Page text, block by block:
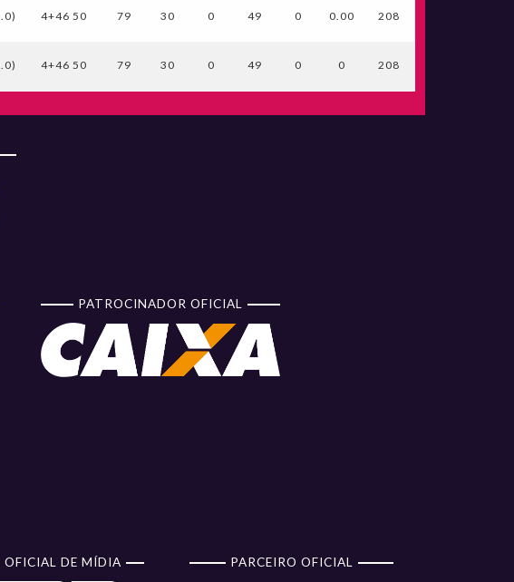
4+46 50 79 30 0 49 0 0.00 208
4+46 50 79 30 0 49 0 0 208
PATROCINADOR OFICIAL
OFICIAL DE MÍDIA PARCEIRO OFICIAL